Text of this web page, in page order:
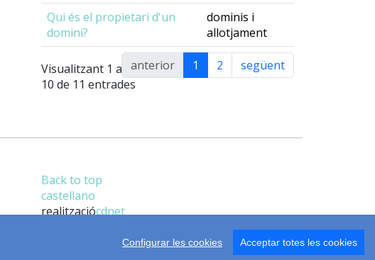
Configurar les cookies Acceptar totes les cookies
Qui és el propietari d'un
domini?
dominis i
allotjament
Visualitzant 1 a
10 de 11 entrades
anterior 1 2 següent
Back to top
castellano
realitzaciócdnet